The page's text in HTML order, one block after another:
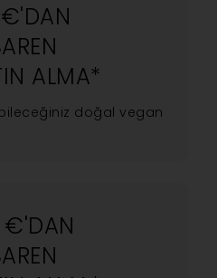
ALMA*
doğal vegan
€'DAN